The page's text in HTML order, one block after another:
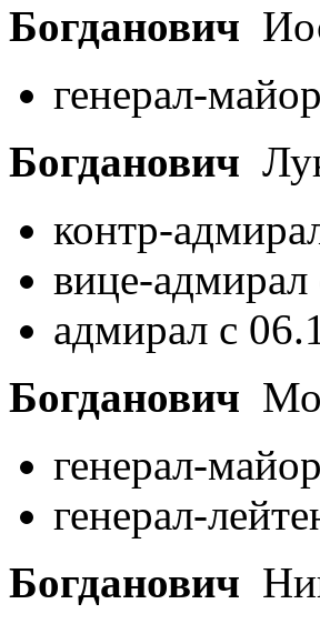
Богданович
генерал-
Богданович
контр-
вице-
адмирал с
Богданович
генерал-
генерал-
Богданович